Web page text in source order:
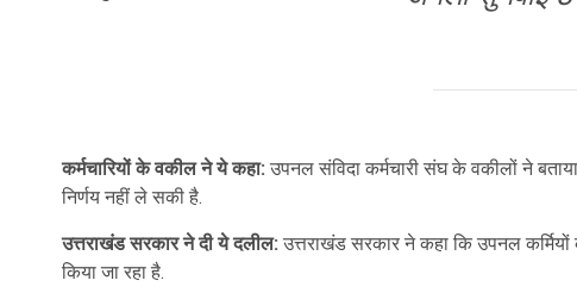
कर्मचारियों के वकील ने ये कहा: उपनल संविदा कर्मचारी संघ के वकीलों ने
निर्णय नहीं ले सकी है.
उत्तराखंड सरकार ने दी ये दलील: उत्तराखंड सरकार ने कहा कि उपनल कर्मियों
किया जा रहा है.